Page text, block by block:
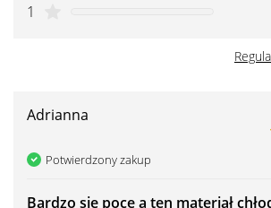
1
Adrianna
Potwierdzony zakup
Bardzo się pocę a ten materiał